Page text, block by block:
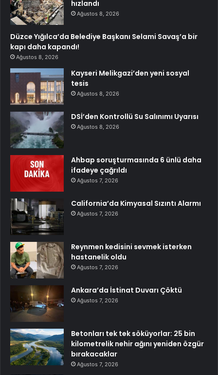
hızlandı
Ağustos 8, 2026
Düzce Yığılca’da Belediye Başkanı Selami Savaş’a bir
kapı daha kapandı!
Ağustos 8, 2026
Kayseri Melikgazi’den yeni sosyal
tesis
Ağustos 8, 2026
DSİ’den Kontrollü Su Salınımı Uyarısı
Ağustos 8, 2026
Ahbap soruşturmasında 6 ünlü daha
ifadeye çağrıldı
Ağustos 7, 2026
California’da Kimyasal Sızıntı Alarmı
Ağustos 7, 2026
Reynmen kedisini sevmek isterken
hastanelik oldu
Ağustos 7, 2026
Ankara’da İstinat Duvarı Çöktü
Ağustos 7, 2026
Betonları tek tek söküyorlar: 25 bin
kilometrelik nehir ağını yeniden özgür
bırakacaklar
Ağustos 7, 2026